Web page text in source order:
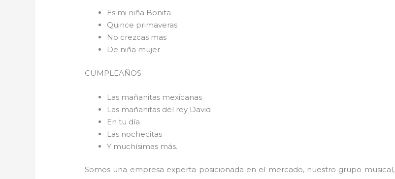
Es mi niña Bonita
Quince primaveras
No crezcas mas
De niña mujer
CUMPLEAÑOS
Las mañanitas mexicanas
Las mañanitas del rey David
En tu día
Las nochecitas
Y muchísimas más.
Somos una empresa experta posicionada en el mercado, nuestro grupo musical,